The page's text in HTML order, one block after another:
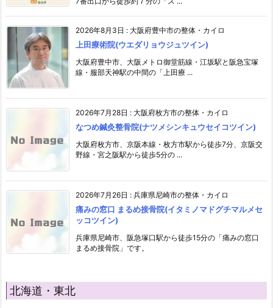
2026年8月3日 : 大阪府豊中市の整体・カイロ
上田療術院(ウエダリョウジュツイン)
大阪府豊中市、大阪メトロ御堂筋線・江坂駅と阪急宝塚
線・服部天神駅の中間の「上田療 ...
2026年7月28日 : 大阪府枚方市の整体・カイロ
なつめ鍼灸整骨院(ナツメシンキュウセイコツイン)
大阪府枚方市、京阪本線・枚方市駅から徒歩7分、京阪交
野線・宮之阪駅から徒歩5分の ...
2026年7月26日 : 兵庫県尼崎市の整体・カイロ
痛みの窓口 まるめ接骨院(イタミノマドグチマルメセ
ッコツイン)
兵庫県尼崎市、阪急塚口駅から徒歩15分の「痛みの窓口
まるめ接骨院」です。
北海道・東北